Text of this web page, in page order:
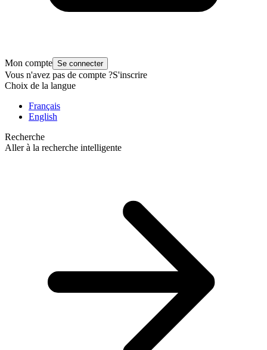
Mon compte Se connecter
Vous n'avez pas de compte ?S'inscrire
Choix de la langue
Français
English
Recherche
Aller à la recherche intelligente